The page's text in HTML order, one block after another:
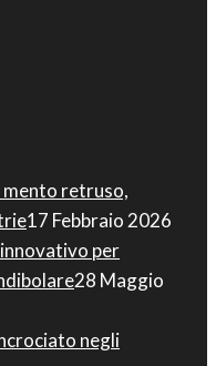
retruso,
17 Febbraio 2026
per
28 Maggio
negli